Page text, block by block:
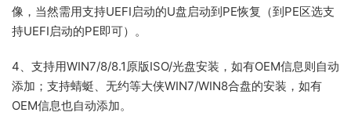
像，当然需用支持UEFI启动的U盘启动到PE恢复（到PE区选支
持UEFI启动的PE即可）。
4、支持用WIN7/8/8.1原版ISO/光盘安装，如有OEM信息则自动
添加；支持蜻蜓、无约等大侠WIN7/WIN8合盘的安装，如有
OEM信息也自动添加。